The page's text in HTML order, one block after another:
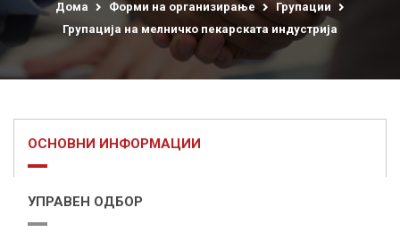
Дома Форми на организирање
Групации
Групација на мелничко пекарската индустрија
ОСНОВНИ ИНФОРМАЦИИ
УПРАВЕН ОДБОР